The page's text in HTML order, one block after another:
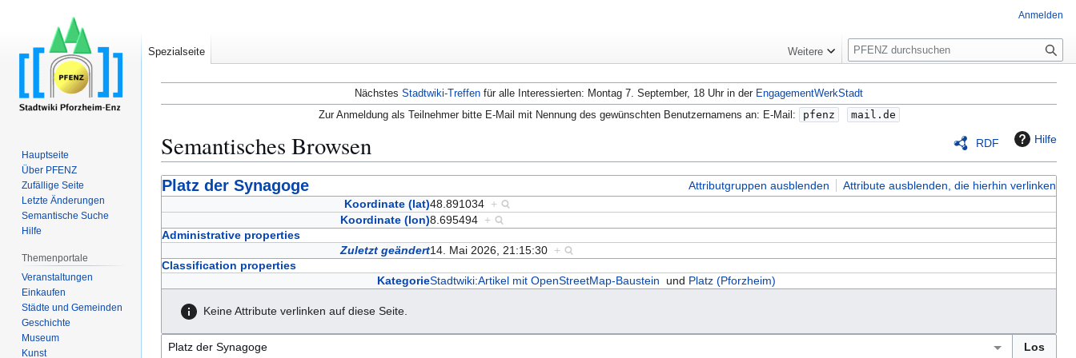
Nächstes Stadtwiki-Treffen für alle Interessierten: Montag 7. September, 18 Uhr in der EngagementWerkStadt
Zur Anmeldung als Teilnehmer bitte E-Mail mit Nennung des gewünschten Benutzernamens an: E-Mail:
pfenz mail.de
RDF Hilfe
Semantisches Browsen
Zur
Navigation
Zur
Suche
Platz der Synagoge Attributgruppen ausblenden
Attribute ausblenden, die hierhin verlinken
Koordinate (lat)48.891034 +
Koordinate (lon)8.695494 +
Administrative properties
Zuletzt geändert14. Mai 2026, 21:15:30 +
Classification properties
KategorieStadtwiki:Artikel mit OpenStreetMap-Baustein und Platz (Pforzheim)
Keine Attribute verlinken auf diese Seite.
Anmelden
Spezialseite Weitere
S
u
c
h
e
Hauptseite
Über PFENZ
Zufällige Seite
Letzte Änderungen
Semantische Suche
Hilfe
Themenportale
Veranstaltungen
Einkaufen
Städte und Gemeinden
Geschichte
Museum
Kunst